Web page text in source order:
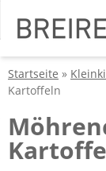
Startseite »
Kartoffeln